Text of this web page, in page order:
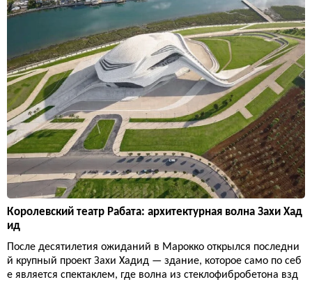
Королевский театр Рабата: архитектурная волна Захи Хад
ид
После десятилетия ожиданий в Марокко открылся последни
й крупный проект Захи Хадид — здание, которое само по себ
е является спектаклем, где волна из стеклофибробетона взд